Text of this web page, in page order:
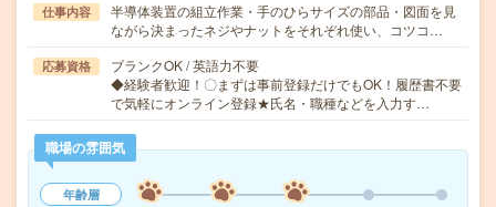
仕事内容
半導体装置の組立作業・手のひらサイズの部品・図面を見
ながら決まったネジやナットをそれぞれ使い、コツコ…
応募資格
ブランクOK / 英語力不要
◆経験者歓迎！〇まずは事前登録だけでもOK！履歴書不要
で気軽にオンライン登録★氏名・職種などを入力す…
職場の雰囲気
年齢層